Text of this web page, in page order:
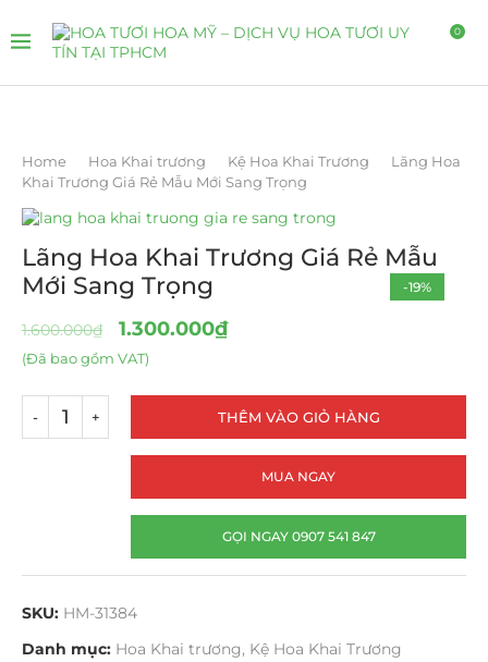
0
Home Hoa Khai trương Kệ Hoa Khai Trương
Lãng Hoa
Khai Trương Giá Rẻ Mẫu Mới Sang Trọng
-19%
Lãng Hoa Khai Trương Giá Rẻ Mẫu
Mới Sang Trọng
1.600.000₫ 1.300.000₫
(Đã bao gồm VAT)
THÊM VÀO GIỎ HÀNG
MUA NGAY
GỌI NGAY 0907 541 847
SKU: HM-31384
Danh mục: Hoa Khai trương, Kệ Hoa Khai Trương